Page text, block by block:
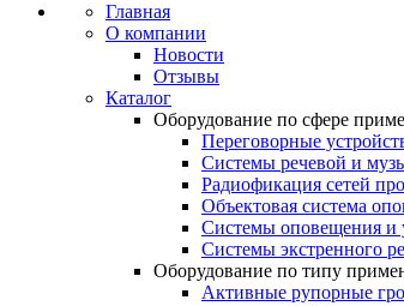
Главная
О компании
Новости
Отзывы
Каталог
Оборудование по сфере
Переговорные
Системы речевой и
Радиофикация сетей
Объектовая система
Системы оповещения и
Системы экстренного
Оборудование по типу
Активные рупорные